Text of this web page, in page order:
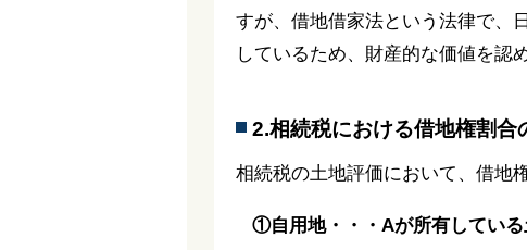
すが、借地借家法という法律で、
しているため、財産的な価値を認
2.相続税における借地権割合
相続税の土地評価において、借地
①自用地・・・Aが所有してい